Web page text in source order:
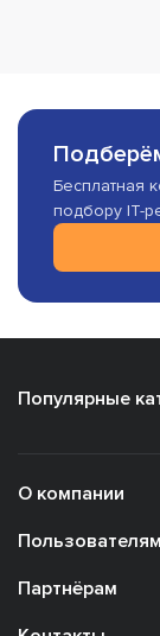
Бесплатная
подбору IT-
Популярные
О компании
Пользователям
Партнёрам